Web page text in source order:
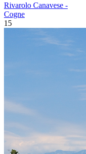
Rivarolo Canavese -
Cogne
15